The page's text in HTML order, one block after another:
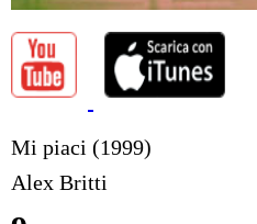
Mi piaci (1999)
Alex Britti